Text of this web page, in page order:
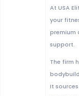
At USA
your
premium
support.
The firm
It